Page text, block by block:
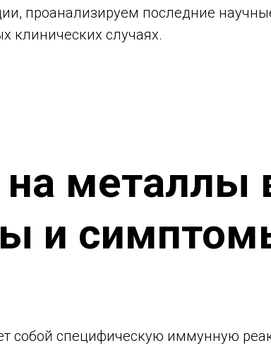
проанализируем последние
клинических случаях.
на металлы
и
собой специфическую иммунную